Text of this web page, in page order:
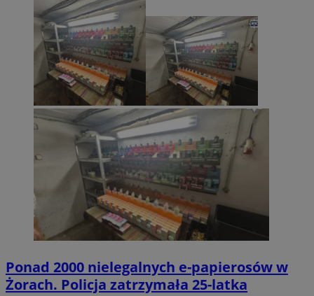
Ponad 2000 nielegalnych e-papierosów w
Żorach. Policja zatrzymała 25-latka